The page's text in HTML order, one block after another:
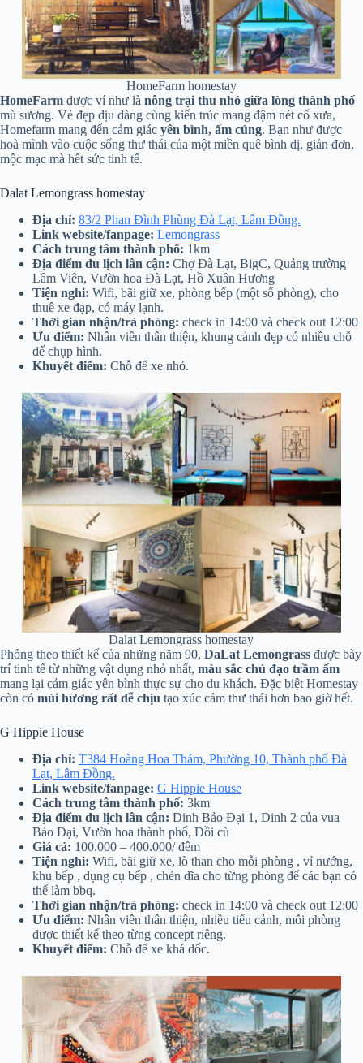
HomeFarm homestay
HomeFarm được ví như là nông trại thu nhỏ giữa lòng thành phố
mù sương. Vẻ đẹp dịu dàng cùng kiến trúc mang đậm nét cổ xưa,
Homefarm mang đến cảm giác yên bình, ấm cúng. Bạn như được
hoà mình vào cuộc sống thư thái của một miền quê bình dị, giản đơn,
mộc mạc mà hết sức tinh tế.
Dalat Lemongrass homestay
Địa chỉ: 83/2 Phan Đình Phùng Đà Lạt, Lâm Đồng.
Link website/fanpage: Lemongrass
Cách trung tâm thành phố: 1km
Địa điểm du lịch lân cận: Chợ Đà Lạt, BigC, Quảng trường
Lâm Viên, Vườn hoa Đà Lạt, Hồ Xuân Hương
Tiện nghi: Wifi, bãi giữ xe, phòng bếp (một số phòng), cho
thuê xe đạp, có máy lạnh.
Thời gian nhận/trả phòng: check in 14:00 và check out 12:00
Ưu điểm: Nhân viên thân thiện, khung cảnh đẹp có nhiều chỗ
để chụp hình.
Khuyết điểm: Chỗ để xe nhỏ.
Dalat Lemongrass homestay
Phỏng theo thiết kế của những năm 90, DaLat Lemongrass được bày
trí tinh tế từ những vật dụng nhỏ nhất, màu sắc chủ đạo trầm ấm
mang lại cảm giác yên bình thực sự cho du khách. Đặc biệt Homestay
còn có mùi hương rất dễ chịu tạo xúc cảm thư thái hơn bao giờ hết.
G Hippie House
Địa chỉ: T384 Hoàng Hoa Thám, Phường 10, Thành phố Đà
Lạt, Lâm Đồng.
Link website/fanpage: G Hippie House
Cách trung tâm thành phố: 3km
Địa điểm du lịch lân cận: Dinh Bảo Đại 1, Dinh 2 của vua
Bảo Đại, Vườn hoa thành phố, Đồi cù
Giá cả: 100.000 – 400.000/ đêm
Tiện nghi: Wifi, bãi giữ xe, lò than cho mỗi phòng , vỉ nướng,
khu bếp , dụng cụ bếp , chén dĩa cho từng phòng để các bạn có
thể làm bbq.
Thời gian nhận/trả phòng: check in 14:00 và check out 12:00
Ưu điểm: Nhân viên thân thiện, nhiều tiểu cảnh, mỗi phòng
được thiết kế theo từng concept riêng.
Khuyết điểm: Chỗ để xe khá dốc.